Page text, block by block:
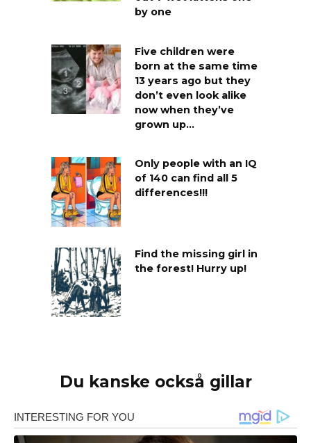
by one
Five children were
born at the same time
13 years ago but they
don’t even look alike
now when they’ve
grown up…
Only people with an IQ
of 140 can find all 5
differences!!!
Find the missing girl in
the forest! Hurry up!
Du kanske också gillar